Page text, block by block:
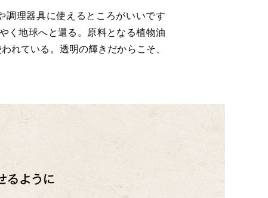
調理器具に使えるところがいいです
く地球へと還る。原料となる植物油
れている。透明の輝きだからこそ、
るように